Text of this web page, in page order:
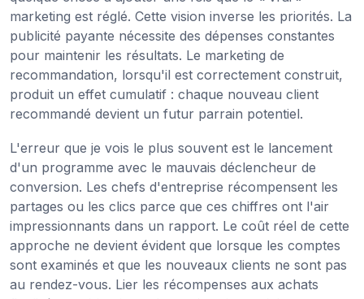
marketing est réglé. Cette vision inverse les priorités. La
publicité payante nécessite des dépenses constantes
pour maintenir les résultats. Le marketing de
recommandation, lorsqu'il est correctement construit,
produit un effet cumulatif : chaque nouveau client
recommandé devient un futur parrain potentiel.
L'erreur que je vois le plus souvent est le lancement
d'un programme avec le mauvais déclencheur de
conversion. Les chefs d'entreprise récompensent les
partages ou les clics parce que ces chiffres ont l'air
impressionnants dans un rapport. Le coût réel de cette
approche ne devient évident que lorsque les comptes
sont examinés et que les nouveaux clients ne sont pas
au rendez-vous. Lier les récompenses aux achats